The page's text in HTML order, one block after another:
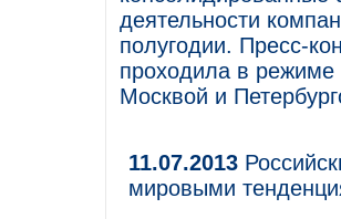
деятельности
полугодии. Пресс-
проходила в режиме
Москвой и
11.07.2013
мировыми